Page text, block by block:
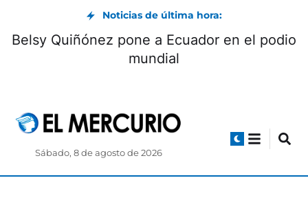
Noticias de última hora:
Belsy Quiñónez pone a Ecuador en el podio
mundial
Sábado, 8 de agosto de 2026